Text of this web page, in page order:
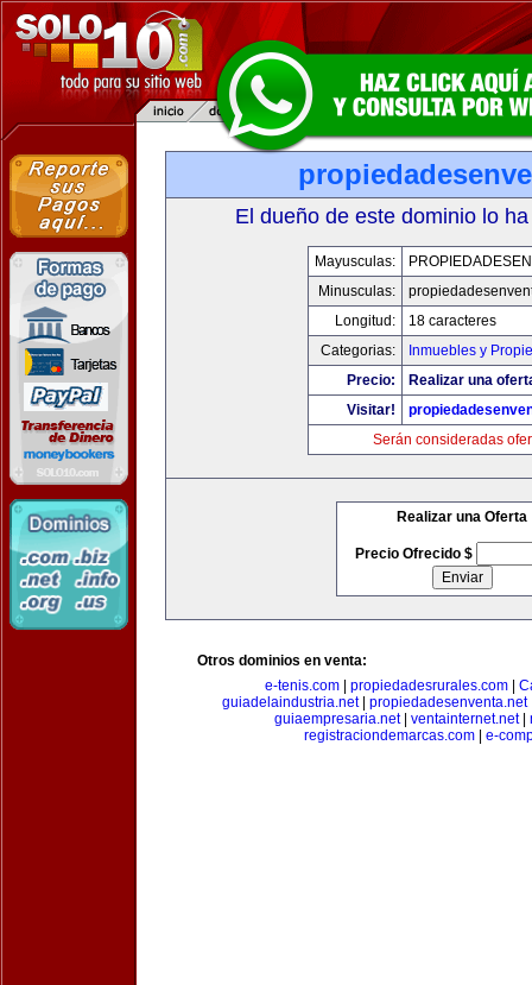
El dueño de este dominio lo
Mayusculas:
Minusculas:
Longitud:
18 caracteres
Categorias:
Inmuebles y
Precio:
Realizar una
Visitar!
Serán consideradas
Realizar una Oferta
Precio Ofrecido $
Otros dominios en venta:
e-tenis.com
propiedadesrurales.com
guiadelaindustria.net propiedadesenventa.net
guiaempresaria.net| ventainternet.net|
registraciondemarcas.com| e-